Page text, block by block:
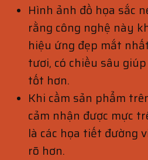
Hình ảnh đồ họa sắc
rằng công nghệ này
hiệu ứng đẹp mắt
tươi, có chiều sâu
tốt hơn.
Khi cầm sản phẩm
cảm nhận được mực
là các họa tiết đường
rõ hơn.